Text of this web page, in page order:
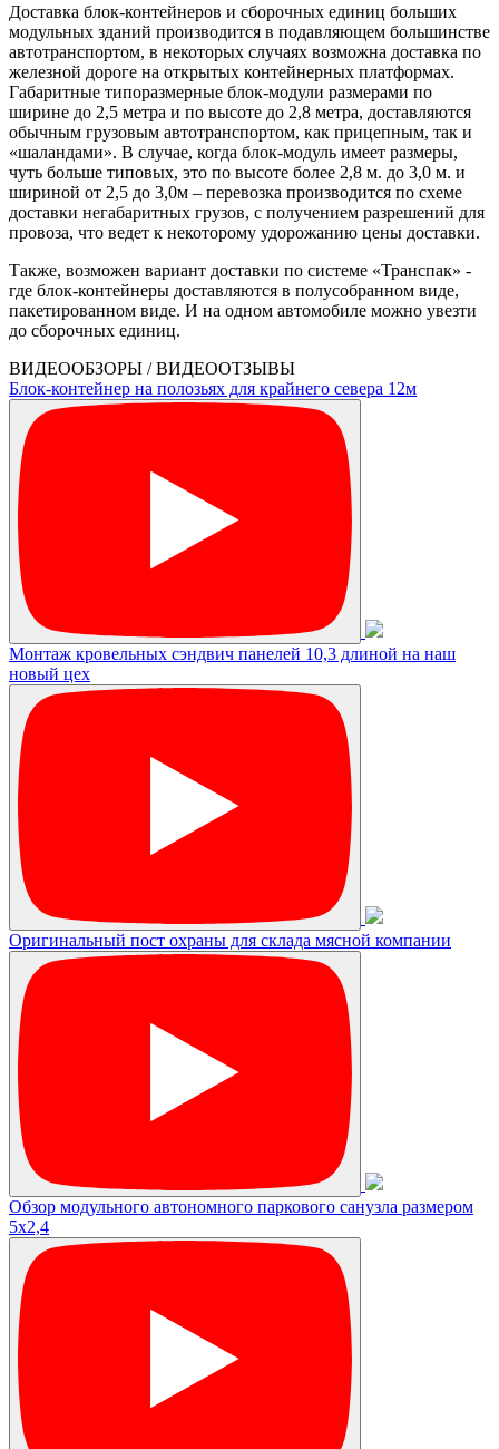
Доставка блок-контейнеров и сборочных единиц больших
модульных зданий производится в подавляющем большинстве
автотранспортом, в некоторых случаях возможна доставка по
железной дороге на открытых контейнерных платформах.
Габаритные типоразмерные блок-модули размерами по
ширине до 2,5 метра и по высоте до 2,8 метра, доставляются
обычным грузовым автотранспортом, как прицепным, так и
«шаландами». В случае, когда блок-модуль имеет размеры,
чуть больше типовых, это по высоте более 2,8 м. до 3,0 м. и
шириной от 2,5 до 3,0м – перевозка производится по схеме
доставки негабаритных грузов, с получением разрешений для
провоза, что ведет к некоторому удорожанию цены доставки.
Также, возможен вариант доставки по системе «Транспак» -
где блок-контейнеры доставляются в полусобранном виде,
пакетированном виде. И на одном автомобиле можно увезти
до сборочных единиц.
ВИДЕООБЗОРЫ / ВИДЕООТЗЫВЫ
Блок-контейнер на полозьях для крайнего севера 12м
Монтаж кровельных сэндвич панелей 10,3 длиной на наш
новый цех
Оригинальный пост охраны для склада мясной компании
Обзор модульного автономного паркового санузла размером
5х2,4